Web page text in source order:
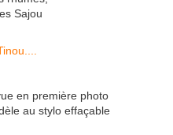
Sajou
en première photo
au stylo effaçable